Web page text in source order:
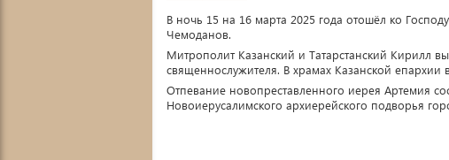
В ночь 15 на 16 марта 2025 года отошёл ко
Чемоданов.
Митрополит Казанский и Татарстанский Кирилл
священнослужителя. В храмах Казанской епархии
Отпевание новопреставленного иерея Артемия
Новоиерусалимского архиерейского подворья